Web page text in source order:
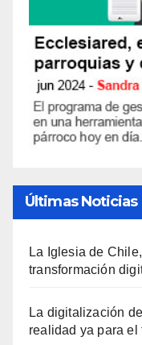
Últimas Noticias
La Iglesia de
transformación
La digitalización
realidad ya para el